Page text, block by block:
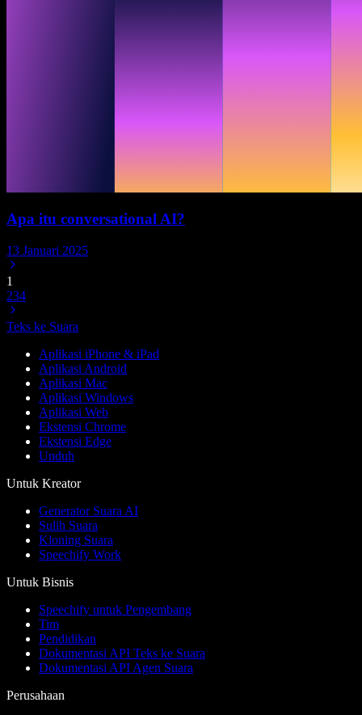
Apa itu conversational AI?
13 Januari 2025
1
234
Teks ke Suara
Aplikasi iPhone & iPad
Aplikasi Android
Aplikasi Mac
Aplikasi Windows
Aplikasi Web
Ekstensi Chrome
Ekstensi Edge
Unduh
Untuk Kreator
Generator Suara AI
Sulih Suara
Kloning Suara
Speechify Work
Untuk Bisnis
Speechify untuk Pengembang
Tim
Pendidikan
Dokumentasi API Teks ke Suara
Dokumentasi API Agen Suara
Perusahaan